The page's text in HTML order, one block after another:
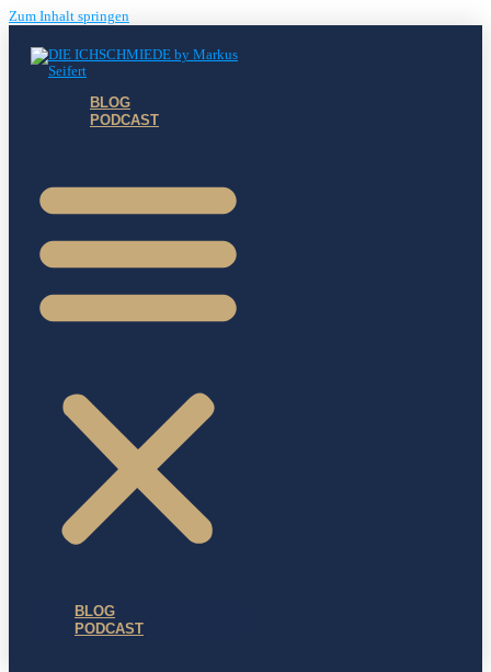
Zum Inhalt springen
BLOG
PODCAST
BLOG
PODCAST